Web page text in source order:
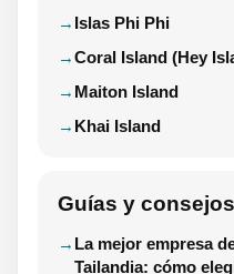
Islas Phi Phi
Coral Island (Hey
Maiton Island
Khai Island
Guías y consejos
La mejor empresa
Tailandia: cómo